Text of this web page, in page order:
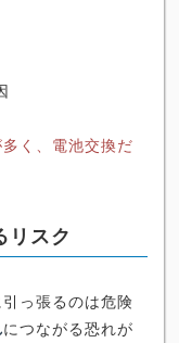
く、電池交換だ
リスク
っ張るのは危険
につながる恐れが